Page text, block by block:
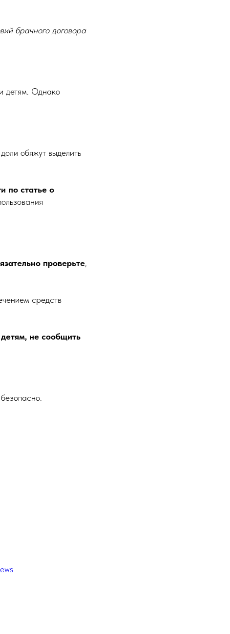
брачного договора
детям. Однако
обяжут выделить
по статье о
проверьте,
средств
не сообщить